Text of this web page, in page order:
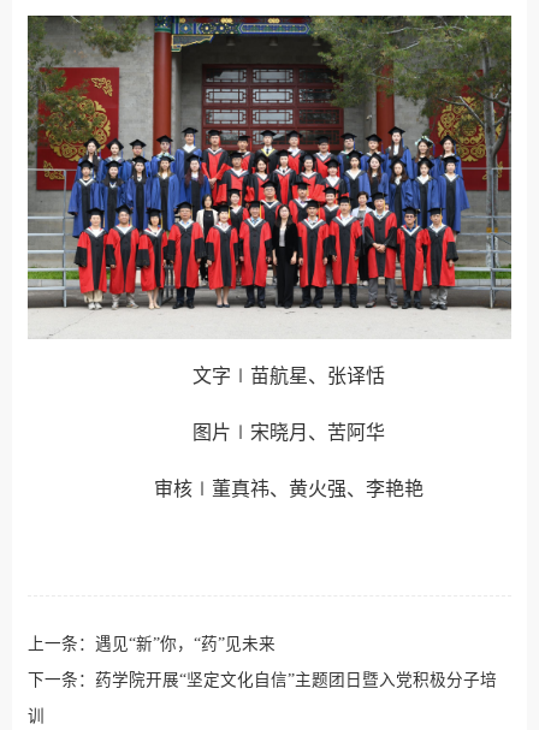
文字∣苗航星、张译恬
图片∣宋晓月、苦阿华
审核∣董真祎、黄火强、李艳艳
上一条： 遇见“新”你，“药”见未来
下一条： 药学院开展“坚定文化自信”主题团日暨入党积极分子培
训